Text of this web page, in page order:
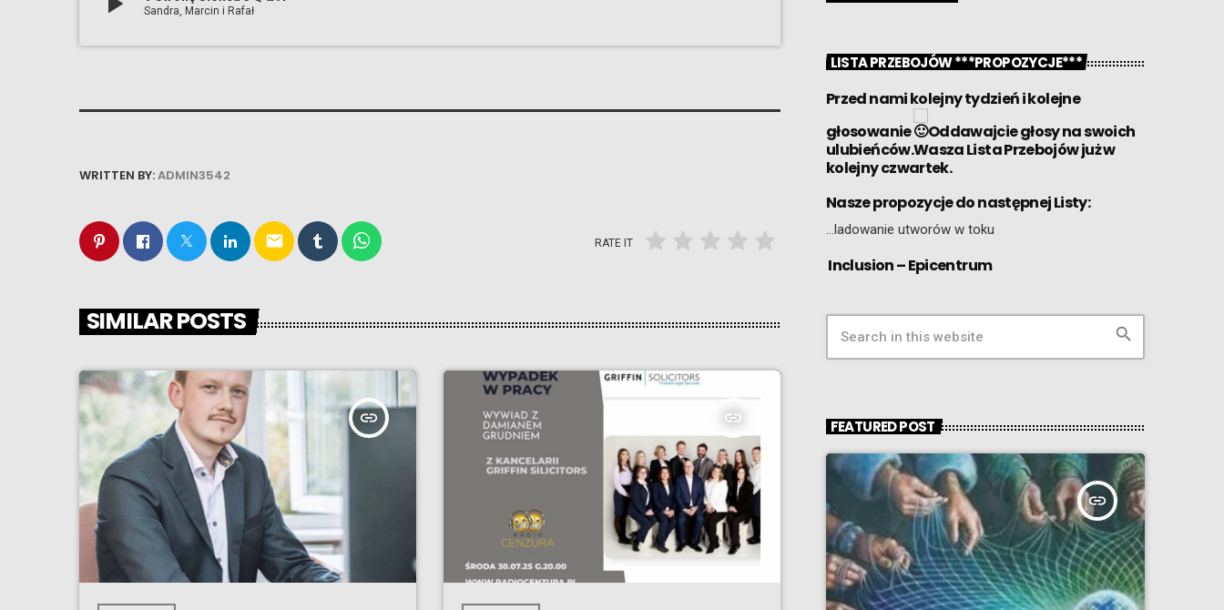
Sandra, Marcin i Rafał
WRITTEN BY:ADMIN3542
email RATE IT
SIMILAR POSTS
insert_link insert_link
LISTA PRZEBOJÓW ***PROPOZYCJE***
Przed nami kolejny tydzień i kolejne
głosowanie
Oddawajcie głosy na swoich
ulubieńców.Wasza Lista Przebojów już w
kolejny czwartek.
Nasze propozycje do następnej Listy:
…ladowanie utworów w toku
Inclusion – Epicentrum
search
FEATURED POST
insert_link